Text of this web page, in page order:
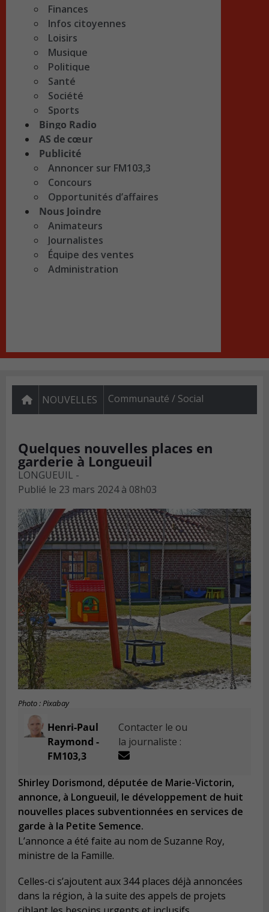
Finances
Infos citoyennes
Loisirs
Musique
Politique
Santé
Société
Sports
Bingo Radio
AS de cœur
Publicité
Annoncer sur FM103,3
Concours
Opportunités d’affaires
Nous Joindre
Animateurs
Journalistes
Équipe des ventes
Administration
NOUVELLES Communauté / Social
Quelques nouvelles places en
garderie à Longueuil
LONGUEUIL -
Publié le 23 mars 2024 à 08h03
Photo : Pixabay
Henri-Paul
Raymond -
FM103,3
Contacter le ou
la journaliste :
Shirley Dorismond, députée de Marie-Victorin,
annonce, à Longueuil, le développement de huit
nouvelles places subventionnées en services de
garde à la Petite Semence.
L’annonce a été faite au nom de Suzanne Roy,
ministre de la Famille.
Celles-ci s’ajoutent aux 344 places déjà annoncées
dans la région, à la suite des appels de projets